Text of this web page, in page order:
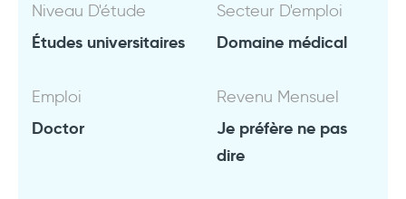
Niveau D'étude
Études universitaires
Secteur D'emploi
Domaine médical
Emploi
Doctor
Revenu Mensuel
Je préfère ne pas
dire